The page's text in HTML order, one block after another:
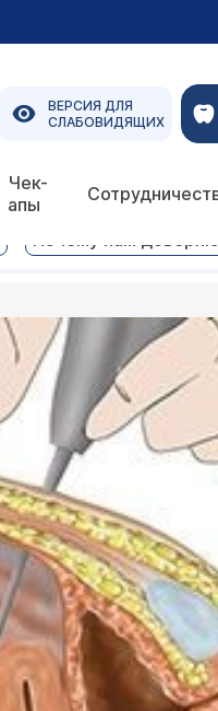
ВЕРСИЯ ДЛЯ
СЛАБОВИДЯЩИХ
Чек-
апы
Почему нам